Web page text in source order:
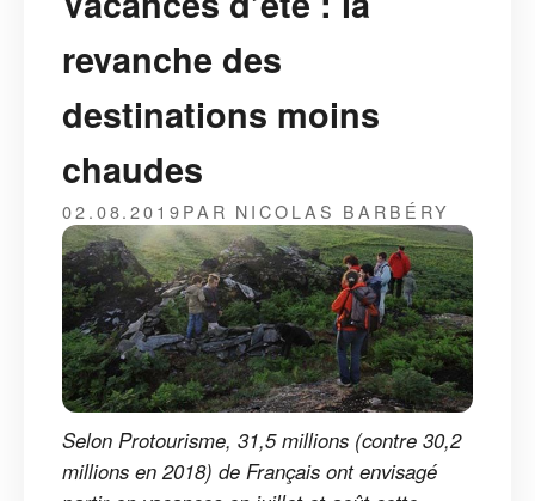
revanche des
destinations moins
chaudes
02.08.2019PAR NICOLAS BARBÉRY
Selon Protourisme, 31,5 millions (contre 30,2
millions en 2018) de Français ont envisagé